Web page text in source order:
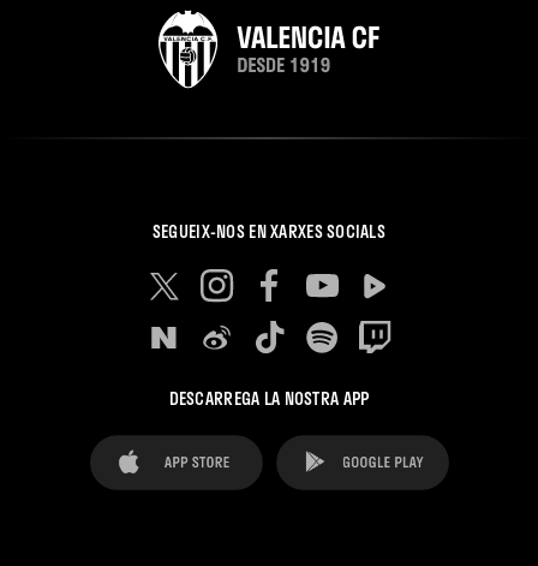
SEGUEIX-NOS EN XARXES SOCIALS
DESCARREGA LA NOSTRA APP